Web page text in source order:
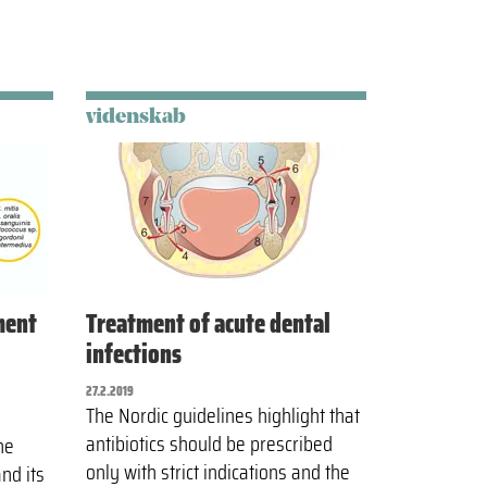
its
videnskab
Treatment of acute dental
infections
27.2.2019
The Nordic guidelines highlight that
antibiotics should be prescribed
only with strict indications and the